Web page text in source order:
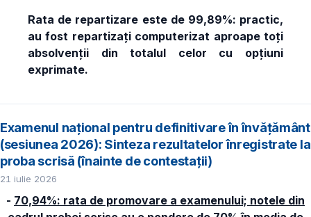
Rata de repartizare este de 99,89%: practic,
au fost repartizați computerizat aproape toți
absolvenții din totalul celor cu opțiuni
exprimate.
Examenul național pentru definitivare în învățământ
(sesiunea 2026): Sinteza rezultatelor înregistrate la
proba scrisă (înainte de contestații)
21 iulie 2026
- 70,94%: rata de promovare a examenului; notele din